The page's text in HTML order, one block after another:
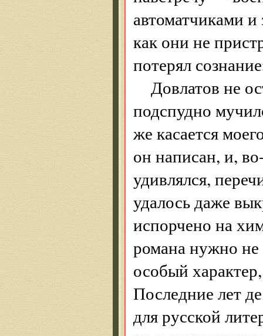
автоматчиками
как они не
потерял
Довлатов не
подспудно
же касается
он написан, и,
удивлялся,
удалось даже
испорчено на
романа нужно не
особый
Последние лет
для русской